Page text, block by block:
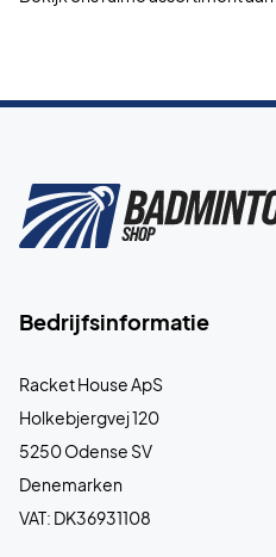
Bedrijfsinformatie
Racket House ApS
Holkebjergvej 120
5250 Odense SV
Denemarken
VAT: DK36931108